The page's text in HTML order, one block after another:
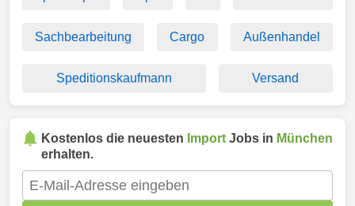
Sachbearbeitung Cargo Außenhandel
Speditionskaufmann Versand
Kostenlos die neuesten Import Jobs in München
erhalten.